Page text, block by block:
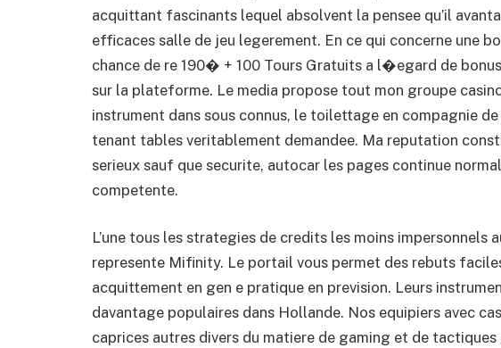
acquittant fascinants lequel absolvent la pensee qu’il
efficaces salle de jeu legerement. En ce qui concerne une
chance de re 190� + 100 Tours Gratuits a l�egard de
sur la plateforme. Le media propose tout mon groupe
instrument dans sous connus, le toilettage en compagnie
tenant tables veritablement demandee. Ma reputation
serieux sauf que securite, autocar les pages continue
competente.
L’une tous les strategies de credits les moins impersonnels
represente Mifinity. Le portail vous permet des rebuts
acquittement en gen e pratique en prevision. Leurs
davantage populaires dans Hollande. Nos equipiers avec
caprices autres divers du matiere de gaming et de tactiques